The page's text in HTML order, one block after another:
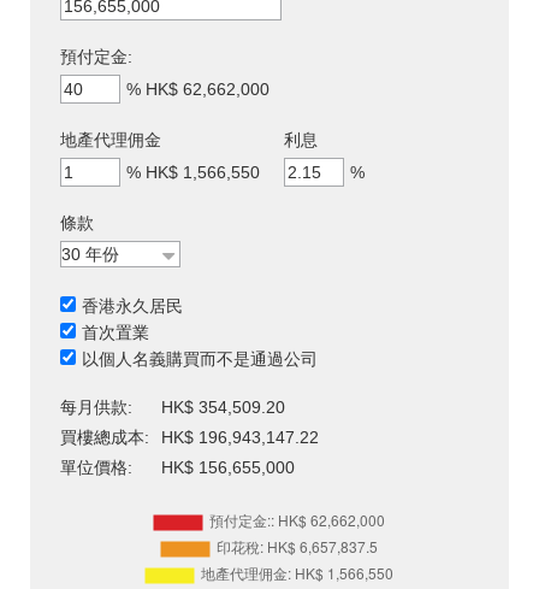
預付定金:
% HK$ 62,662,000
地產代理佣金
% HK$ 1,566,550
利息
%
條款
香港永久居民
首次置業
以個人名義購買而不是通過公司
每月供款:
HK$ 354,509.20
買樓總成本:
HK$ 196,943,147.22
單位價格:
HK$ 156,655,000